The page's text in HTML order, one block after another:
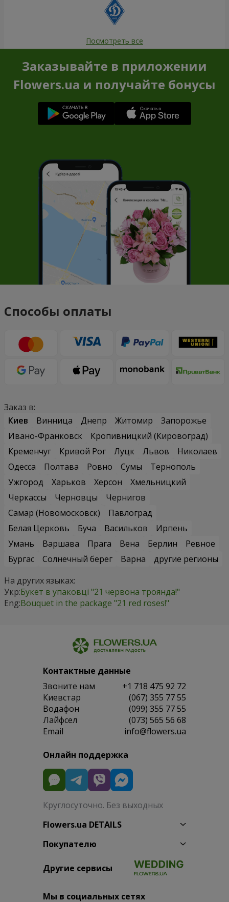
Посмотреть все
Заказывайте в приложении
Flowers.ua и получайте бонусы
Способы оплаты
Заказ в:
Киев
Винница Днепр Житомир
Запорожье
Ивано-Франковск
Кропивницкий (Кировоград)
Кременчуг
Кривой Рог Луцк Львов
Николаев
Одесса
Полтава Ровно Сумы
Тернополь
Ужгород
Харьков Херсон
Хмельницкий
Черкассы
Черновцы
Чернигов
Самар (Новомосковск)
Павлоград
Белая Церковь
Буча Васильков
Ирпень
Умань
Варшава Прага Вена Берлин
Ревное
Бургас
Солнечный берег Варна
другие регионы
На других языках:
Укр:Букет в упаковці "21 червона троянда!"
Eng:Bouquet in the package "21 red roses!"
Контактные данные
Звоните нам
+1 718 475 92 72
Киевстар
(067) 355 77 55
Водафон
(099) 355 77 55
Лайфсел
(073) 565 56 68
Email
info@flowers.ua
Онлайн поддержка
Круглосуточно. Без выходных
Flowers.ua DETAILS
Покупателю
Другие сервисы
Мы в социальных сетях